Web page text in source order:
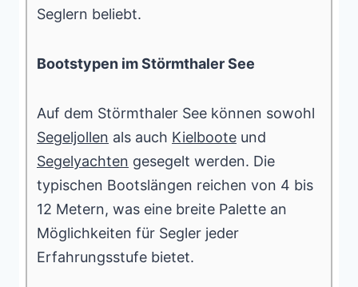
Seglern beliebt.
Bootstypen im Störmthaler See
Auf dem Störmthaler See können sowohl
Segeljollen als auch Kielboote und
Segelyachten gesegelt werden. Die
typischen Bootslängen reichen von 4 bis
12 Metern, was eine breite Palette an
Möglichkeiten für Segler jeder
Erfahrungsstufe bietet.